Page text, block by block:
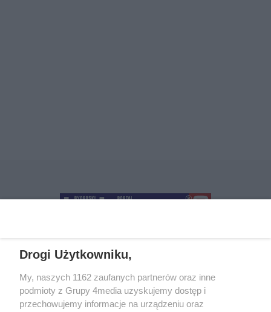
+48 52 5812666
Drogi Użytkowniku,
My, naszych 1162 zaufanych partnerów oraz inne
podmioty z Grupy 4media uzyskujemy dostęp i
przechowujemy informacje na urządzeniu oraz